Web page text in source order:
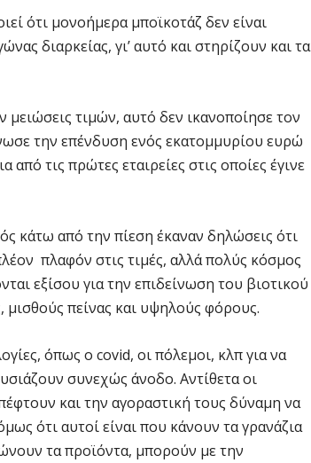
ότι μονοήμερα μποϊκοτάζ δεν είναι
διαρκείας, γι’ αυτό και στηρίζουν και τα
τιμών, αυτό δεν ικανοποίησε τον
την επένδυση ενός εκατομμυρίου ευρώ
από τις πρώτες εταιρείες στις οποίες έγινε
κάτω από την πίεση έκαναν δηλώσεις ότι
πλαφόν στις τιμές, αλλά πολύς κόσμος
εξίσου για την επιδείνωση του βιοτικού
μισθούς πείνας και υψηλούς φόρους.
όπως ο covid, οι πόλεμοι, κλπ για να
συνεχώς άνοδο. Αντίθετα οι
και την αγοραστική τους δύναμη να
ότι αυτοί είναι που κάνουν τα γρανάζια
τα προϊόντα, μπορούν με την